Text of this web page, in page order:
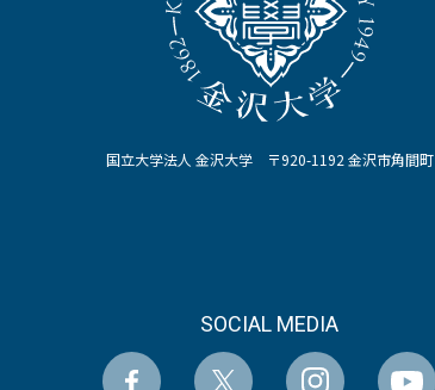
国立大学法人 金沢大学 〒920-1192 金沢市角間町
SOCIAL MEDIA